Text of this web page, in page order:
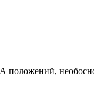
положений,